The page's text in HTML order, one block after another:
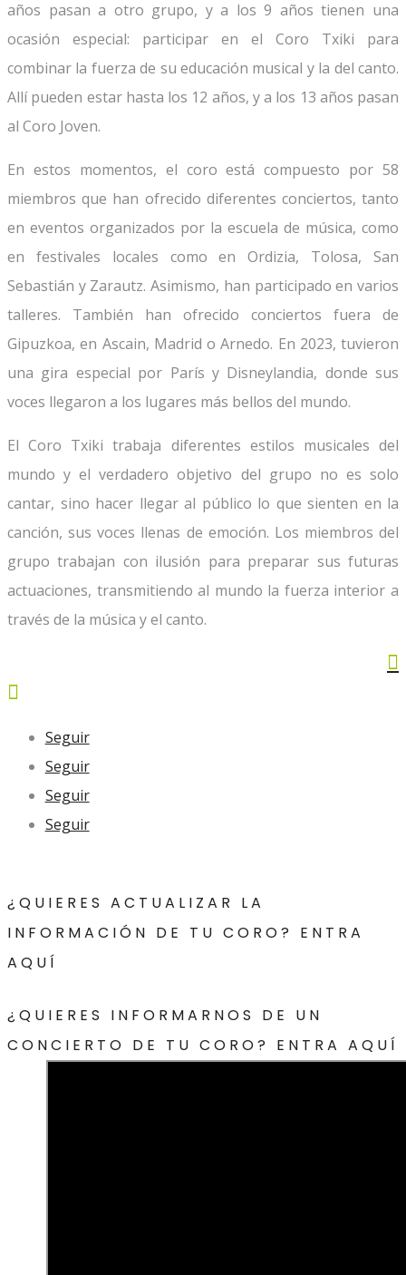
años pasan a otro grupo, y a los 9 años tienen una
ocasión especial: participar en el Coro Txiki para
combinar la fuerza de su educación musical y la del canto.
Allí pueden estar hasta los 12 años, y a los 13 años pasan
al Coro Joven.
En estos momentos, el coro está compuesto por 58
miembros que han ofrecido diferentes conciertos, tanto
en eventos organizados por la escuela de música, como
en festivales locales como en Ordizia, Tolosa, San
Sebastián y Zarautz. Asimismo, han participado en varios
talleres. También han ofrecido conciertos fuera de
Gipuzkoa, en Ascain, Madrid o Arnedo. En 2023, tuvieron
una gira especial por París y Disneylandia, donde sus
voces llegaron a los lugares más bellos del mundo.
El Coro Txiki trabaja diferentes estilos musicales del
mundo y el verdadero objetivo del grupo no es solo
cantar, sino hacer llegar al público lo que sienten en la
canción, sus voces llenas de emoción. Los miembros del
grupo trabajan con ilusión para preparar sus futuras
actuaciones, transmitiendo al mundo la fuerza interior a
través de la música y el canto.


Seguir
Seguir
Seguir
Seguir
¿QUIERES ACTUALIZAR LA
INFORMACIÓN DE TU CORO? ENTRA
AQUÍ
¿QUIERES INFORMARNOS DE UN
CONCIERTO DE TU CORO? ENTRA AQUÍ